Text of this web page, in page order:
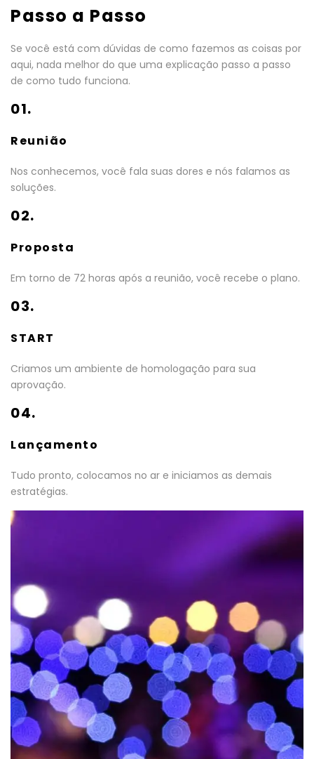
Passo a Passo
Se você está com dúvidas de como fazemos as coisas por
aqui, nada melhor do que uma explicação passo a passo
de como tudo funciona.
01.
Reunião
Nos conhecemos, você fala suas dores e nós falamos as
soluções.
02.
Proposta
Em torno de 72 horas após a reunião, você recebe o plano.
03.
START
Criamos um ambiente de homologação para sua
aprovação.
04.
Lançamento
Tudo pronto, colocamos no ar e iniciamos as demais
estratégias.